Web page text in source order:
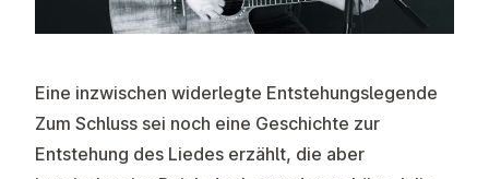
Eine inzwischen widerlegte Entstehungslegende
Zum Schluss sei noch eine Geschichte zur
Entstehung des Liedes erzählt, die aber